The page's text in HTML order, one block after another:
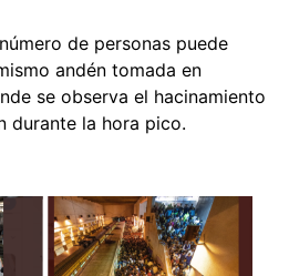
de personas puede
andén tomada en
se observa el hacinamiento
durante la hora pico.